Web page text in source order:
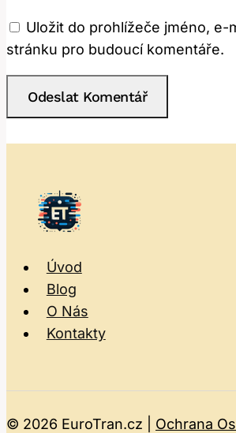
Uložit do prohlížeče jméno, e-
stránku pro budoucí komentáře.
Úvod
Blog
O Nás
Kontakty
© 2026 EuroTran.cz | Ochrana